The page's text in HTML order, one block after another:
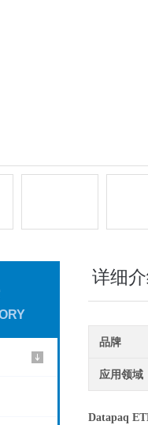
详细
品牌
应用领域
Datapaq